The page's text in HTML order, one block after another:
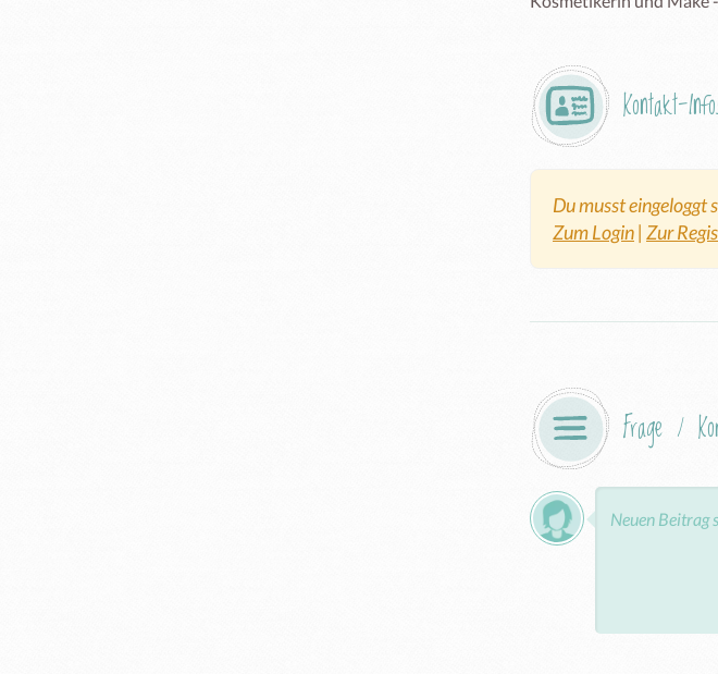
Kontakt-
Du musst eingeloggt
Zum Login| Zur
Frage /